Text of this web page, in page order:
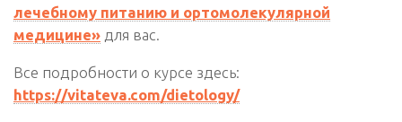
лечебному питанию и ортомолекулярной
медицине» для вас.
Все подробности о курсе здесь:
https://vitateva.com/dietology/